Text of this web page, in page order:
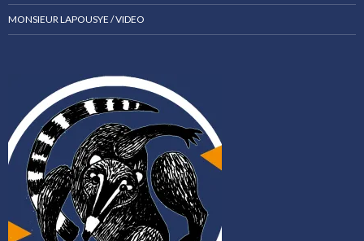
MONSIEUR LAPOUSYE / VIDEO